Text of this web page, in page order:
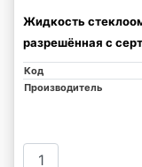
Жидкость
разрешённая с
Код
Производитель